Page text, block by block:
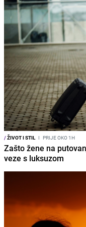
/ŽIVOT I STIL I PRIJE OKO 1H
Zašto žene na
veze s luksuzom